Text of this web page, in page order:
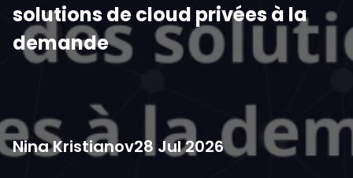
solutions de cloud privées à la
demande
Nina Kristianov28 Jul 2026